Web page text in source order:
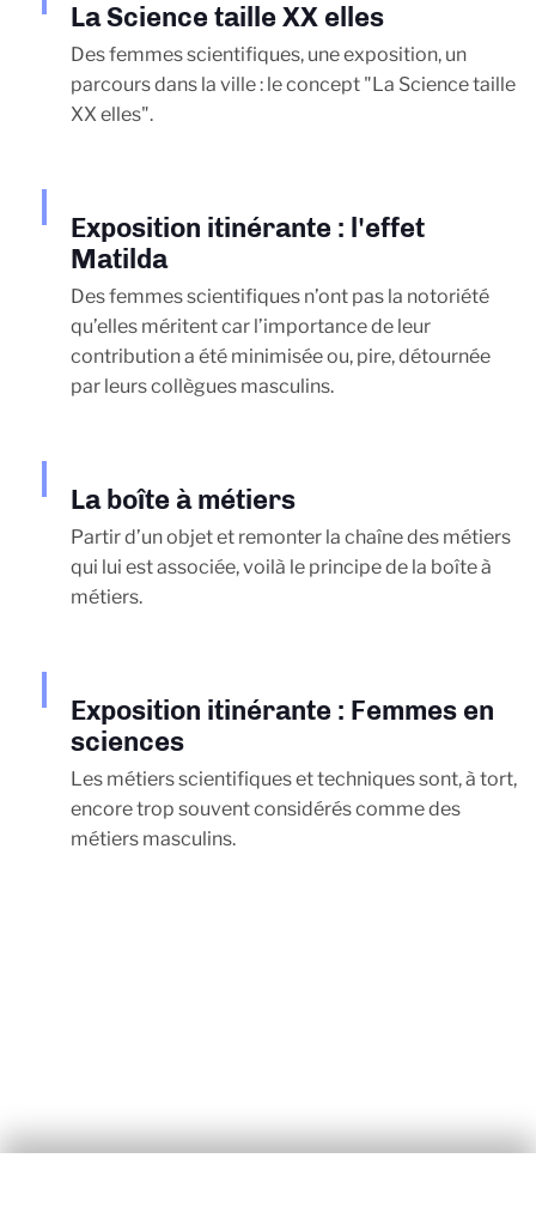
La Science taille XX elles
Des femmes scientifiques, une exposition, un
parcours dans la ville : le concept "La Science taille
XX elles".
Exposition itinérante : l'effet
Matilda
Des femmes scientifiques n’ont pas la notoriété
qu’elles méritent car l’importance de leur
contribution a été minimisée ou, pire, détournée
par leurs collègues masculins.
La boîte à métiers
Partir d’un objet et remonter la chaîne des métiers
qui lui est associée, voilà le principe de la boîte à
métiers.
Exposition itinérante : Femmes en
sciences
Les métiers scientifiques et techniques sont, à tort,
encore trop souvent considérés comme des
métiers masculins.